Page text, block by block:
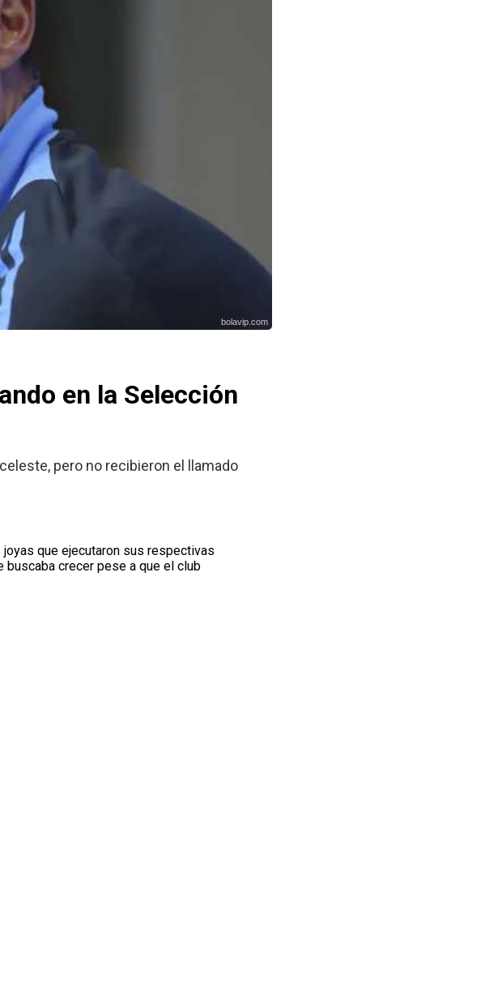
bolavip.com
en la Selección
pero no recibieron el llamado
que ejecutaron sus respectivas
buscaba crecer pese a que el club